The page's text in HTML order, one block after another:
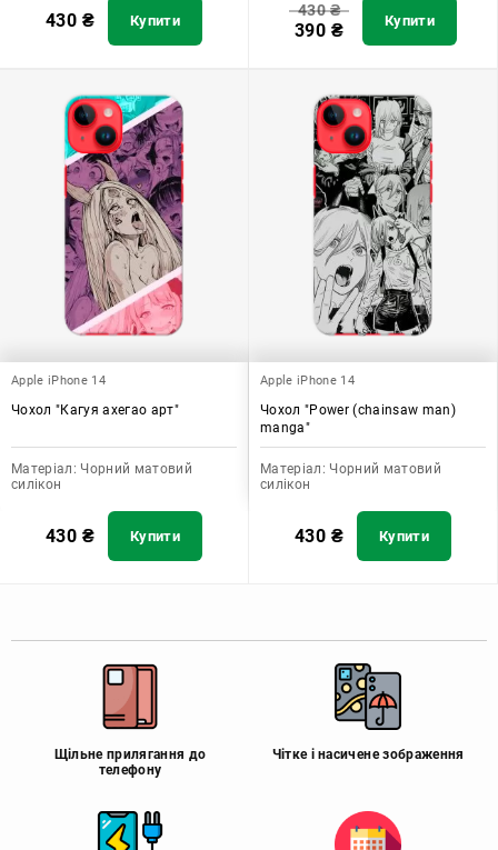
430 ₴ Купити
430₴
390 ₴ Купити
Apple iPhone 14
Чохол "Кагуя ахегао арт"
Матеріал: Чорний матовий
силікон
430 ₴ Купити
Apple iPhone 14
Чохол "Power (chainsaw man)
manga"
Матеріал: Чорний матовий
силікон
430 ₴ Купити
Щільне прилягання до
телефону
Чітке і насичене зображення